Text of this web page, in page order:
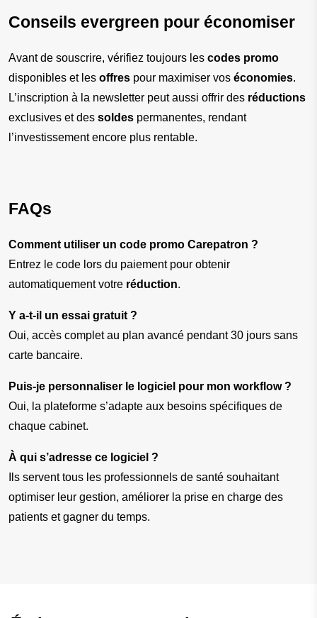
Conseils evergreen pour économiser
Avant de souscrire, vérifiez toujours les codes promo
disponibles et les offres pour maximiser vos économies.
L’inscription à la newsletter peut aussi offrir des réductions
exclusives et des soldes permanentes, rendant
l’investissement encore plus rentable.
FAQs
Comment utiliser un code promo Carepatron ?
Entrez le code lors du paiement pour obtenir
automatiquement votre réduction.
Y a-t-il un essai gratuit ?
Oui, accès complet au plan avancé pendant 30 jours sans
carte bancaire.
Puis-je personnaliser le logiciel pour mon workflow ?
Oui, la plateforme s’adapte aux besoins spécifiques de
chaque cabinet.
À qui s’adresse ce logiciel ?
Ils servent tous les professionnels de santé souhaitant
optimiser leur gestion, améliorer la prise en charge des
patients et gagner du temps.